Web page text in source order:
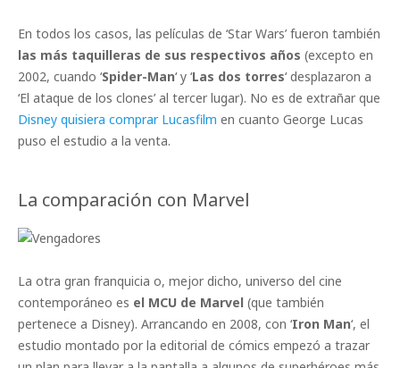
En todos los casos, las películas de ‘Star Wars’ fueron también
las más taquilleras de sus respectivos años (excepto en
2002, cuando ‘Spider-Man‘ y ‘Las dos torres‘ desplazaron a
‘El ataque de los clones’ al tercer lugar). No es de extrañar que
Disney quisiera comprar Lucasfilm en cuanto George Lucas
puso el estudio a la venta.
La comparación con Marvel
La otra gran franquicia o, mejor dicho, universo del cine
contemporáneo es el MCU de Marvel (que también
pertenece a Disney). Arrancando en 2008, con ‘Iron Man‘, el
estudio montado por la editorial de cómics empezó a trazar